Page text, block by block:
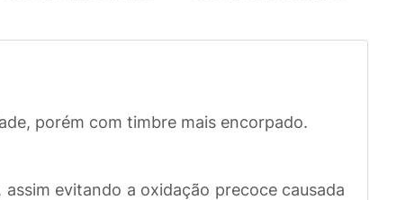
porém com timbre mais encorpado.
evitando a oxidação precoce causada